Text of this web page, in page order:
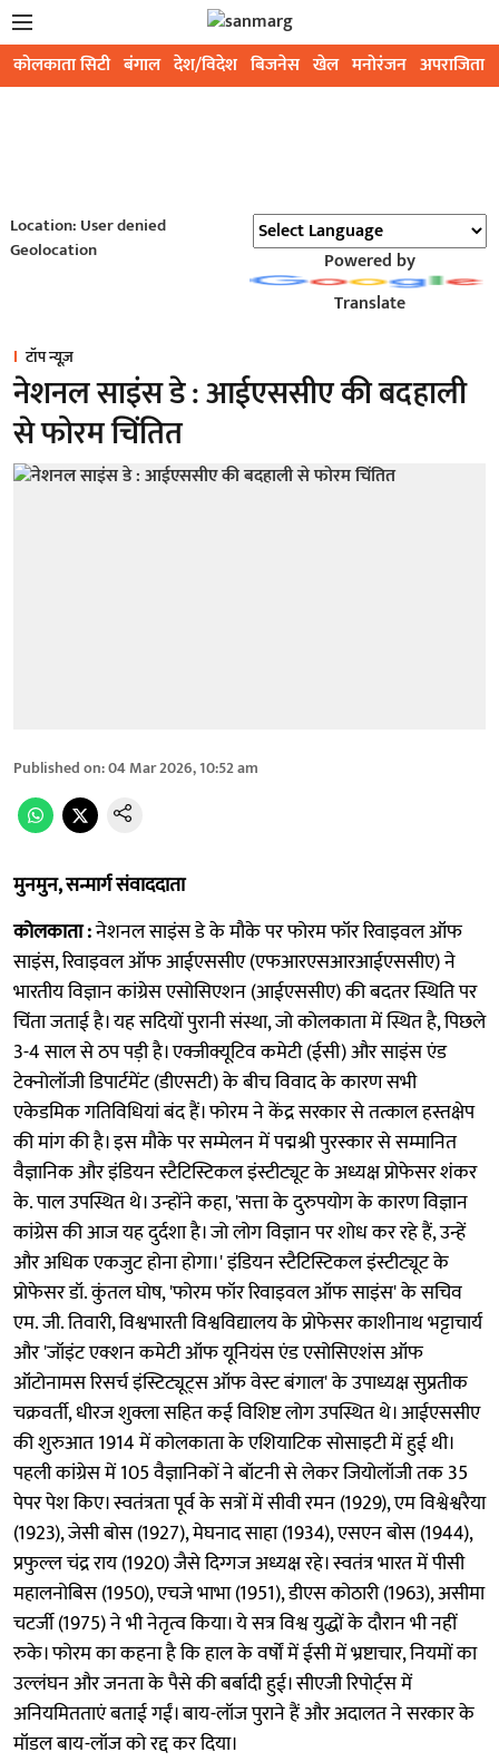
कोलकाता सिटी बंगाल देश/विदेश बिजनेस खेल मनोरंजन अपराजिता
Location: User denied
Geolocation
Powered by
Translate
टॉप न्यूज़
नेशनल साइंस डे : आईएससीए की बदहाली
से फोरम चिंतित
Published on:04 Mar 2026, 10:52 am
मुनमुन, सन्मार्ग संवाददाता
कोलकाता :नेशनल साइंस डे के मौके पर फोरम फॉर रिवाइवल ऑफ
साइंस, रिवाइवल ऑफ आईएससीए (एफआरएसआरआईएससीए) ने
भारतीय विज्ञान कांग्रेस एसोसिएशन (आईएससीए) की बदतर स्थिति पर
चिंता जताई है। यह सदियों पुरानी संस्था, जो कोलकाता में स्थित है, पिछले
3-4 साल से ठप पड़ी है। एक्जीक्यूटिव कमेटी (ईसी) और साइंस एंड
टेक्नोलॉजी डिपार्टमेंट (डीएसटी) के बीच विवाद के कारण सभी
एकेडमिक गतिविधियां बंद हैं। फोरम ने केंद्र सरकार से तत्काल हस्तक्षेप
की मांग की है। इस मौके पर सम्मेलन में पद्मश्री पुरस्कार से सम्मानित
वैज्ञानिक और इंडियन स्टैटिस्टिकल इंस्टीट्यूट के अध्यक्ष प्रोफेसर शंकर
के. पाल उपस्थित थे। उन्होंने कहा, 'सत्ता के दुरुपयोग के कारण विज्ञान
कांग्रेस की आज यह दुर्दशा है। जो लोग विज्ञान पर शोध कर रहे हैं, उन्हें
और अधिक एकजुट होना होगा।' इंडियन स्टैटिस्टिकल इंस्टीट्यूट के
प्रोफेसर डॉ. कुंतल घोष, 'फोरम फॉर रिवाइवल ऑफ साइंस' के सचिव
एम. जी. तिवारी, विश्वभारती विश्वविद्यालय के प्रोफेसर काशीनाथ भट्टाचार्य
और 'जॉइंट एक्शन कमेटी ऑफ यूनियंस एंड एसोसिएशंस ऑफ
ऑटोनामस रिसर्च इंस्टिट्यूट्स ऑफ वेस्ट बंगाल' के उपाध्यक्ष सुप्रतीक
चक्रवर्ती, धीरज शुक्ला सहित कई विशिष्ट लोग उपस्थित थे। आईएससीए
की शुरुआत 1914 में कोलकाता के एशियाटिक सोसाइटी में हुई थी।
पहली कांग्रेस में 105 वैज्ञानिकों ने बॉटनी से लेकर जियोलॉजी तक 35
पेपर पेश किए। स्वतंत्रता पूर्व के सत्रों में सीवी रमन (1929), एम विश्वेश्वरैया
(1923), जेसी बोस (1927), मेघनाद साहा (1934), एसएन बोस (1944),
प्रफुल्ल चंद्र राय (1920) जैसे दिग्गज अध्यक्ष रहे। स्वतंत्र भारत में पीसी
महालनोबिस (1950), एचजे भाभा (1951), डीएस कोठारी (1963), असीमा
चटर्जी (1975) ने भी नेतृत्व किया। ये सत्र विश्व युद्धों के दौरान भी नहीं
रुके। फोरम का कहना है कि हाल के वर्षों में ईसी में भ्रष्टाचार, नियमों का
उल्लंघन और जनता के पैसे की बर्बादी हुई। सीएजी रिपोर्ट्स में
अनियमितताएं बताई गईं। बाय-लॉज पुराने हैं और अदालत ने सरकार के
मॉडल बाय-लॉज को रद्द कर दिया।